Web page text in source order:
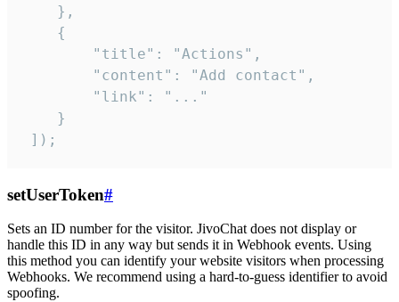
    },
    {
        "title": "Actions",
        "content": "Add contact",
        "link": "..."
    }
]);
setUserToken#
Sets an ID number for the visitor. JivoChat does not display or
handle this ID in any way but sends it in Webhook events. Using
this method you can identify your website visitors when processing
Webhooks. We recommend using a hard-to-guess identifier to avoid
spoofing.